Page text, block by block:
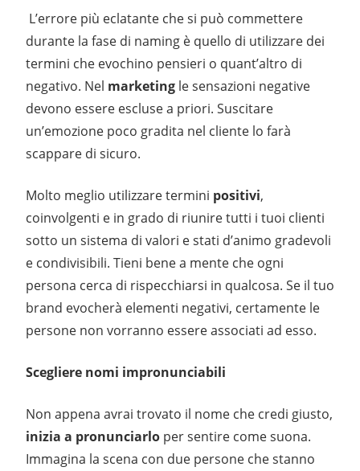
L’errore più eclatante che si può commettere
durante la fase di naming è quello di utilizzare dei
termini che evochino pensieri o quant’altro di
negativo. Nel marketing le sensazioni negative
devono essere escluse a priori. Suscitare
un’emozione poco gradita nel cliente lo farà
scappare di sicuro.
Molto meglio utilizzare termini positivi,
coinvolgenti e in grado di riunire tutti i tuoi clienti
sotto un sistema di valori e stati d’animo gradevoli
e condivisibili. Tieni bene a mente che ogni
persona cerca di rispecchiarsi in qualcosa. Se il tuo
brand evocherà elementi negativi, certamente le
persone non vorranno essere associati ad esso.
Scegliere nomi impronunciabili
Non appena avrai trovato il nome che credi giusto,
inizia a pronunciarlo per sentire come suona.
Immagina la scena con due persone che stanno